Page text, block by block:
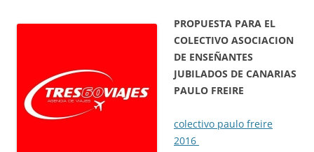
PROPUESTA PARA EL
COLECTIVO ASOCIACION
DE ENSEÑANTES
JUBILADOS DE CANARIAS
PAULO FREIRE
colectivo paulo freire
2016